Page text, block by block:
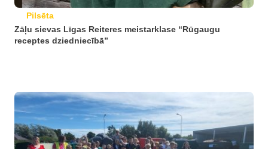
Pilsēta
Zāļu sievas Līgas Reiteres meistarklase “Rūgaugu
receptes dziedniecībā”